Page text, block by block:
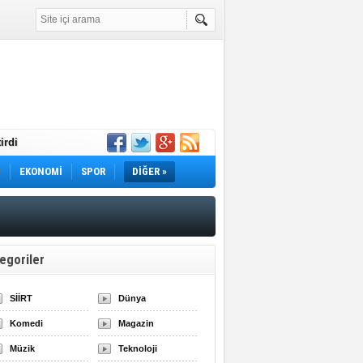
İş Arayanlar
Açıklandı!
EKONOMİ SPOR DİĞER »
SİİRT Dünya
Komedi Magazin
Müzik Teknoloji